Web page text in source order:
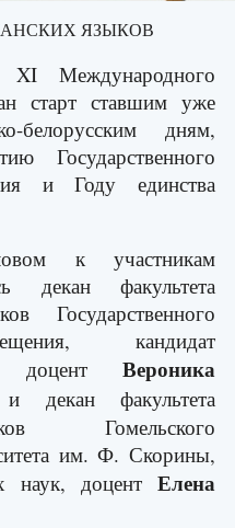
ЯЗЫКОВ
Международного
старт ставшим уже
белорусским дням,
Государственного
и Году единства
к участникам
декан факультета
Государственного
кандидат
доцент Вероника
факультета
Гомельского
им. Ф. Скорины,
наук, доцент Елена